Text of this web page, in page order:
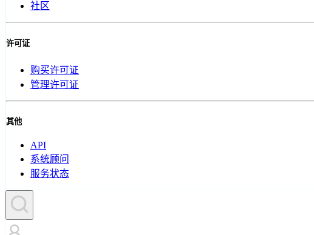
社区
许可证
购买许可证
管理许可证
其他
API
系统顾问
服务状态